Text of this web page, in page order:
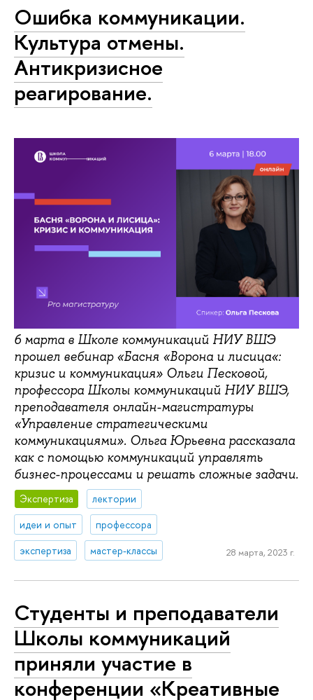
Ошибка коммуникации.
Культура отмены.
Антикризисное
реагирование.
6 марта в Школе коммуникаций НИУ ВШЭ
прошел вебинар «Басня «Ворона и лисица«:
кризис и коммуникация» Ольги Песковой,
профессора Школы коммуникаций НИУ ВШЭ,
преподавателя онлайн-магистратуры
«Управление стратегическими
коммуникациями». Ольга Юрьевна рассказала
как с помощью коммуникаций управлять
бизнес-процессами и решать сложные задачи.
Экспертиза
лектории
идеи и опыт
профессора
экспертиза
мастер-классы 28 марта, 2023 г.
Студенты и преподаватели
Школы коммуникаций
приняли участие в
конференции «Креативные